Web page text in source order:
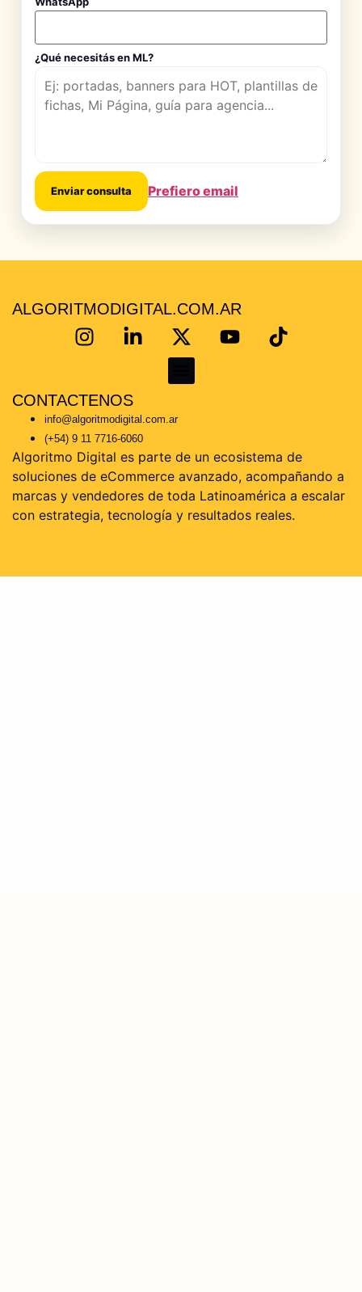
¿Qué necesitás en ML?
Enviar consulta Prefiero email
ALGORITMODIGITAL.COM.AR
CONTACTENOS
info@algoritmodigital.com.ar
(+54) 9 11 7716-6060
Algoritmo Digital es parte de un ecosistema de
soluciones de eCommerce avanzado, acompañando a
marcas y vendedores de toda Latinoamérica a escalar
con estrategia, tecnología y resultados reales.